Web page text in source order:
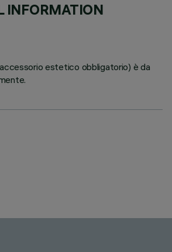
INFORMATION
estetico obbligatorio) è da